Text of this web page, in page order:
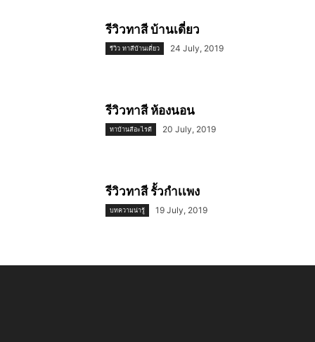
รีวิวทาสี บ้านเดี่ยว
รีวิว ทาสีบ้านเดี่ยว 24 July, 2019
รีวิวทาสี ห้องนอน
ทาบ้านสีอะไรดี 20 July, 2019
รีวิวทาสี รั้วกำเเพง
บทความน่ารู้ 19 July, 2019